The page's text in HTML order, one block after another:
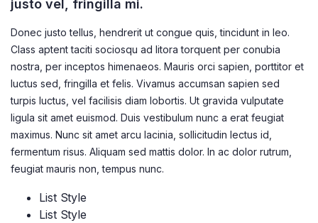
justo vel, fringilla mi.
Donec justo tellus, hendrerit ut congue quis, tincidunt in leo.
Class aptent taciti sociosqu ad litora torquent per conubia
nostra, per inceptos himenaeos. Mauris orci sapien, porttitor et
luctus sed, fringilla et felis. Vivamus accumsan sapien sed
turpis luctus, vel facilisis diam lobortis. Ut gravida vulputate
ligula sit amet euismod. Duis vestibulum nunc a erat feugiat
maximus. Nunc sit amet arcu lacinia, sollicitudin lectus id,
fermentum risus. Aliquam sed mattis dolor. In ac dolor rutrum,
feugiat mauris non, tempus nunc.
List Style
List Style